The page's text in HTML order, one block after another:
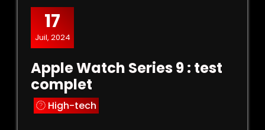
17
Juil, 2024
Apple Watch Series 9 : test
complet
High-tech